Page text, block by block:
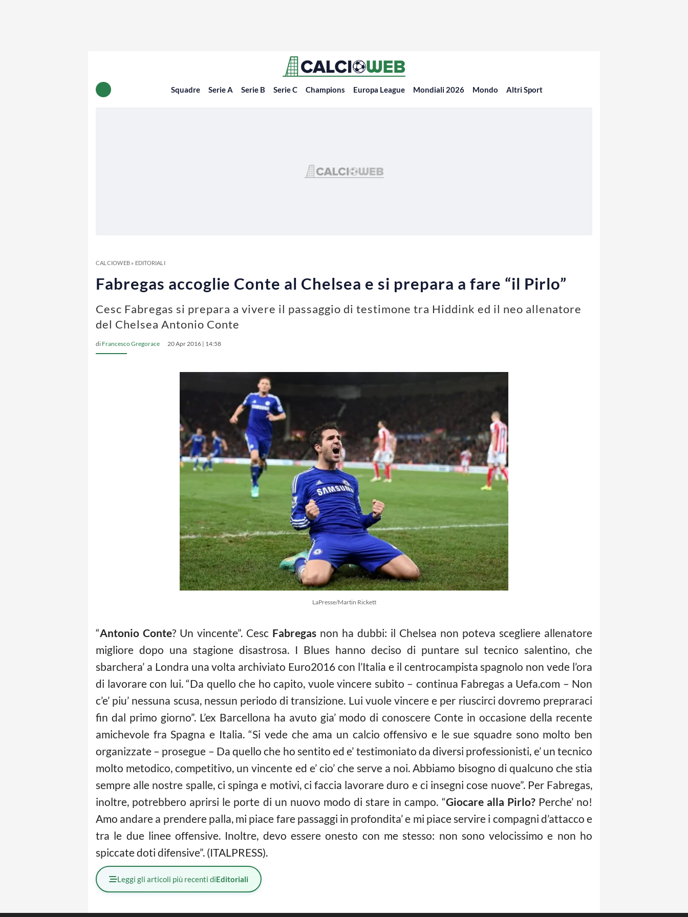
Squadre Serie A Serie B Serie C Champions Europa League Mondiali 2026 Mondo Altri Sport
CALCIOWEB» EDITORIALI
Fabregas accoglie Conte al Chelsea e si prepara a fare “il Pirlo”
Cesc Fabregas si prepara a vivere il passaggio di testimone tra Hiddink ed il neo allenatore
del Chelsea Antonio Conte
di Francesco Gregorace 20 Apr 2016 | 14:58
LaPresse/Martin Rickett
“Antonio Conte? Un vincente”. Cesc Fabregas non ha dubbi: il Chelsea non poteva scegliere allenatore
migliore dopo una stagione disastrosa. I Blues hanno deciso di puntare sul tecnico salentino, che
sbarchera’ a Londra una volta archiviato Euro2016 con l’Italia e il centrocampista spagnolo non vede l’ora
di lavorare con lui. “Da quello che ho capito, vuole vincere subito – continua Fabregas a Uefa.com – Non
c’e’ piu’ nessuna scusa, nessun periodo di transizione. Lui vuole vincere e per riuscirci dovremo prepraraci
fin dal primo giorno”. L’ex Barcellona ha avuto gia’ modo di conoscere Conte in occasione della recente
amichevole fra Spagna e Italia. “Si vede che ama un calcio offensivo e le sue squadre sono molto ben
organizzate – prosegue – Da quello che ho sentito ed e’ testimoniato da diversi professionisti, e’ un tecnico
molto metodico, competitivo, un vincente ed e’ cio’ che serve a noi. Abbiamo bisogno di qualcuno che stia
sempre alle nostre spalle, ci spinga e motivi, ci faccia lavorare duro e ci insegni cose nuove”. Per Fabregas,
inoltre, potrebbero aprirsi le porte di un nuovo modo di stare in campo. “Giocare alla Pirlo?Perche’ no!
Amo andare a prendere palla, mi piace fare passaggi in profondita’ e mi piace servire i compagni d’attacco e
tra le due linee offensive. Inoltre, devo essere onesto con me stesso: non sono velocissimo e non ho
spiccate doti difensive”. (ITALPRESS).
Leggi gli articoli più recenti diEditoriali